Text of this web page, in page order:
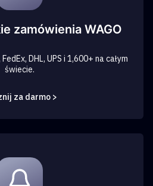
zamówienia WAGO
DHL, UPS i 1,600+ na całym
świecie.
za darmo >